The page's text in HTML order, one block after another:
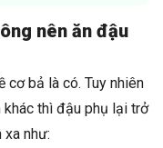
nên ăn đậu
cơ bả là có. Tuy nhiên
thì đậu phụ lại trở
xa như: